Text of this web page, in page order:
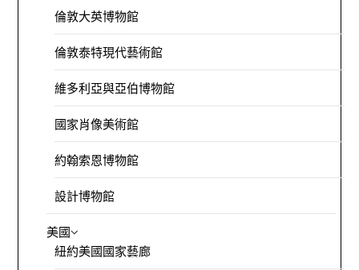
倫敦大英博物館
倫敦泰特現代藝術館
維多利亞與亞伯博物館
國家肖像美術館
約翰索恩博物館
設計博物館
美國
紐約美國國家藝廊